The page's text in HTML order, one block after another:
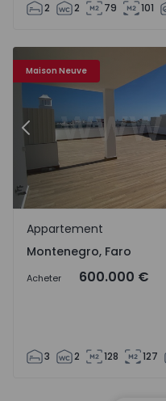
2 2 79 101
Maison Neuve
Appartement T3 Faro,
Précédent
Montenegro, Faro
Appartement
Montenegro, Faro
Acheter 600.000 €
3 2 128 127